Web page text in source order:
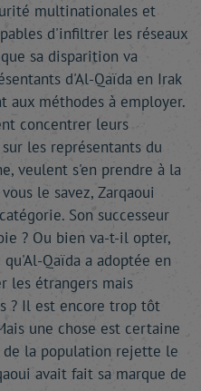
multinationales et
d'infiltrer les réseaux
sa disparition va
d'Al-Qaïda en Irak
aux méthodes à employer.
concentrer leurs
les représentants du
veulent s'en prendre à la
le savez, Zarqaoui
Son successeur
? Ou bien va-t-il opter,
Qaïda a adoptée en
les étrangers mais
? Il est encore trop tôt
une chose est certaine
la population rejette le
avait fait sa marque de